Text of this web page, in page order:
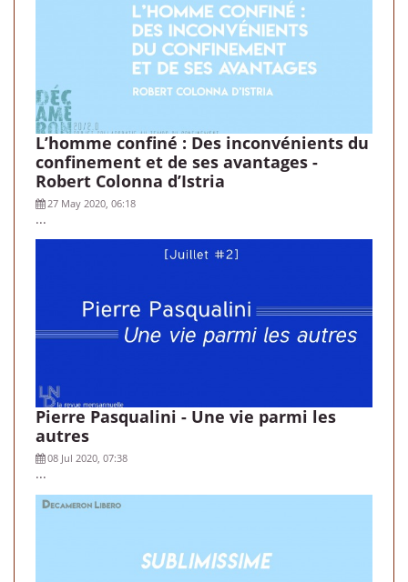
L’homme confiné : Des inconvénients du
confinement et de ses avantages -
Robert Colonna d’Istria
27 May 2020, 06:18
...
Pierre Pasqualini - Une vie parmi les
autres
08 Jul 2020, 07:38
...